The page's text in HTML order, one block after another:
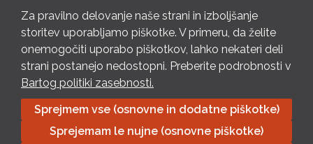
PON – PET 8 – 18 h / SOB 8 – 12 h
Pošlji e-mail
Izpolni kontaktni obrazec
Bartog d.o.o. Trebnje | ID: SI79128718 | IBAN: SI56 1010 0003
8174 248, Banka Intesa Sanpaolo d.d.| Predsednik Uprave:
Za pravilno delovanje naše strani in izboljšanje
storitev uporabljamo piškotke. V primeru, da želite
onemogočiti uporabo piškotkov, lahko nekateri deli
strani postanejo nedostopni. Preberite podrobnosti v
Bartog politiki zasebnosti.
Sprejmem vse (osnovne in dodatne piškotke)
Sprejemam le nujne (osnovne piškotke)